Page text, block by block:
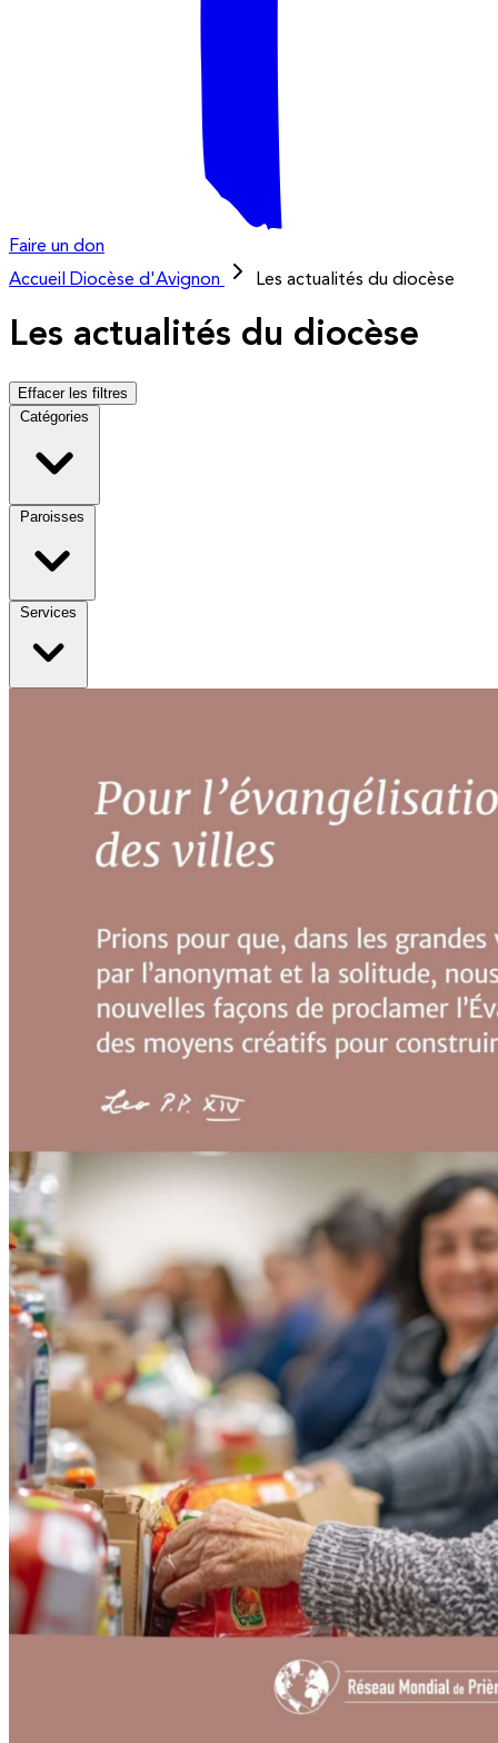
Faire un don
Accueil
Diocèse d'Avignon Les actualités du diocèse
Les actualités du diocèse
Effacer les filtres
Catégories
Paroisses
Services